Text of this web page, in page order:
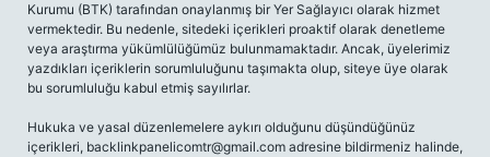
Kurumu (BTK) tarafından onaylanmış bir Yer Sağlayıcı olarak hizmet
vermektedir. Bu nedenle, sitedeki içerikleri proaktif olarak denetleme
veya araştırma yükümlülüğümüz bulunmamaktadır. Ancak, üyelerimiz
yazdıkları içeriklerin sorumluluğunu taşımakta olup, siteye üye olarak
bu sorumluluğu kabul etmiş sayılırlar.
Hukuka ve yasal düzenlemelere aykırı olduğunu düşündüğünüz
içerikleri, backlinkpanelicomtr@gmail.com adresine bildirmeniz halinde,